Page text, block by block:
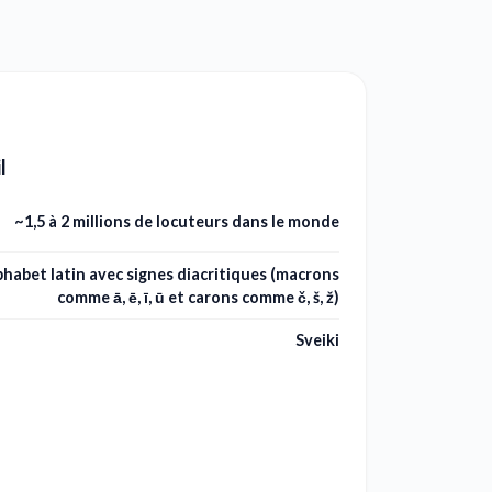
~1,5 à 2 millions de locuteurs dans le monde
latin avec signes diacritiques (macrons
comme ā, ē, ī, ū et carons comme č, š, ž)
Sveiki